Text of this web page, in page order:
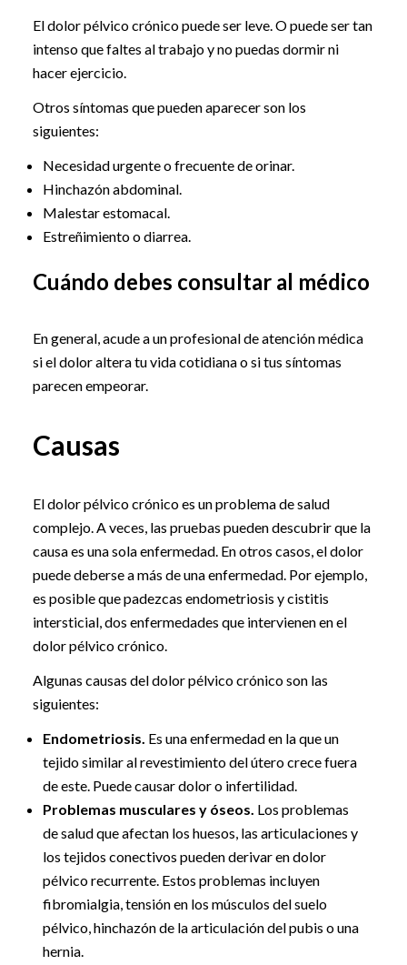
El dolor pélvico crónico puede ser leve. O puede ser tan
intenso que faltes al trabajo y no puedas dormir ni
hacer ejercicio.
Otros síntomas que pueden aparecer son los
siguientes:
Necesidad urgente o frecuente de orinar.
Hinchazón abdominal.
Malestar estomacal.
Estreñimiento o diarrea.
Cuándo debes consultar al médico
En general, acude a un profesional de atención médica
si el dolor altera tu vida cotidiana o si tus síntomas
parecen empeorar.
Causas
El dolor pélvico crónico es un problema de salud
complejo. A veces, las pruebas pueden descubrir que la
causa es una sola enfermedad. En otros casos, el dolor
puede deberse a más de una enfermedad. Por ejemplo,
es posible que padezcas endometriosis y cistitis
intersticial, dos enfermedades que intervienen en el
dolor pélvico crónico.
Algunas causas del dolor pélvico crónico son las
siguientes:
Endometriosis. Es una enfermedad en la que un
tejido similar al revestimiento del útero crece fuera
de este. Puede causar dolor o infertilidad.
Problemas musculares y óseos. Los problemas
de salud que afectan los huesos, las articulaciones y
los tejidos conectivos pueden derivar en dolor
pélvico recurrente. Estos problemas incluyen
fibromialgia, tensión en los músculos del suelo
pélvico, hinchazón de la articulación del pubis o una
hernia.